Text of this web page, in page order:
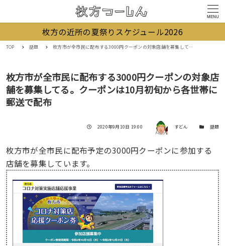
MENU
枚方の近所の夏祭りスケジュール2026
TOP 話題 枚方市が全市民に配布する3000円クーポンの対象店舗を募集してる。クーポンは10月初旬から各世帯に郵送で配布
枚方市が全市民に配布する3000円クーポンの対象店
舗を募集してる。クーポンは10月初旬から各世帯に
郵送で配布
投稿日
2020年9月10日 19:00 著者 すどん カテゴリー
話題
枚方市が全市民に配布予定の3000円クーポンに参加する
店舗を募集しています。